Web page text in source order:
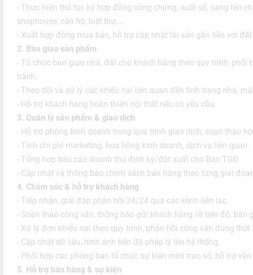
- Thực hiện thủ tục ký hợp đồng công chứng, xuất sổ, sang tên
shophouse, căn hộ, biệt thự,...
- Xuất hợp đồng mua bán, hỗ trợ cập nhật tài sản gắn liền với
2. Bàn giao sản phẩm
- Tổ chức bàn giao nhà, đất cho khách hàng theo quy trình;
hành.
- Theo dõi và xử lý các khiếu nại liên quan đến tình trạng nhà,
- Hỗ trợ khách hàng hoàn thiện nội thất nếu có yêu cầu.
3. Quản lý sản phẩm & giao dịch
- Hỗ trợ phòng kinh doanh trong quá trình giao dịch, soạn thảo
- Tính chi phí marketing, hoa hồng kinh doanh, dịch vụ liên quan.
- Tổng hợp báo cáo doanh thu định kỳ/đột xuất cho Ban TGĐ.
- Cập nhật và thông báo chính sách bán hàng theo từng giai
4. Chăm sóc & hỗ trợ khách hàng
- Tiếp nhận, giải đáp phản hồi 24/24 qua các kênh liên lạc.
- Soạn thảo công văn, thông báo gửi khách hàng về tiến độ, bàn
- Xử lý đơn khiếu nại theo quy trình, phản hồi công văn đúng thời
- Cập nhật dữ liệu, hình ảnh tiến độ pháp lý lên hệ thống .
- Phối hợp các phòng ban tổ chức sự kiện mini trao sổ, hỗ trợ vận
5. Hỗ trợ bán hàng & sự kiện